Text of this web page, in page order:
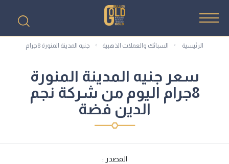
الرئيسية السبائك والعملات الذهبية جنيه المدينة المنورة 8جرام
سعر جنيه المدينة المنورة
8جرام اليوم من شركة نجم
الدين فضة
المصدر :